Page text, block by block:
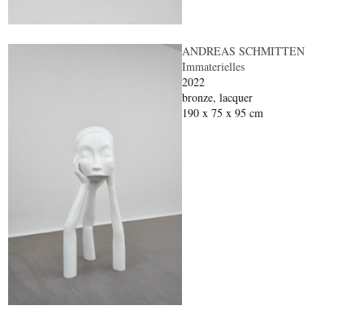
ANDREAS SCHMITTEN
Immaterielles
2022
bronze, lacquer
190 x 75 x 95 cm